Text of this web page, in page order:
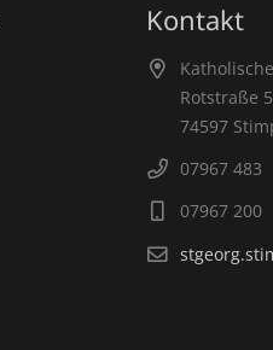
Kontakt
Rotstraße 5
74597
07967 483
07967 200